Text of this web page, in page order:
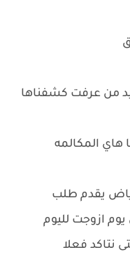
من عرفت كشفناها
هاي المكالمه
يقدم طلب
يوم ازوجت لليوم
نتاكد فعلا